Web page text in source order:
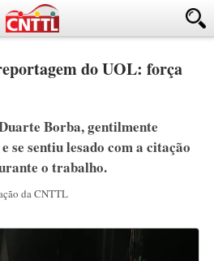
do UOL: força
Borba, gentilmente
se sentiu lesado com a citação
o trabalho.
da CNTTL